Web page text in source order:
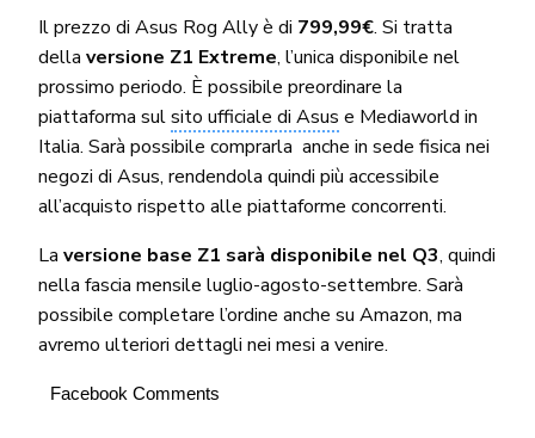
Il prezzo di Asus Rog Ally è di 799,99€. Si tratta
della versione Z1 Extreme, l’unica disponibile nel
prossimo periodo. È possibile preordinare la
piattaforma sulsito ufficiale di Asus e Mediaworld in
Italia. Sarà possibile comprarla anche in sede fisica nei
negozi di Asus, rendendola quindi più accessibile
all’acquisto rispetto alle piattaforme concorrenti.
La versione base Z1 sarà disponibile nel Q3, quindi
nella fascia mensile luglio-agosto-settembre. Sarà
possibile completare l’ordine anche su Amazon, ma
avremo ulteriori dettagli nei mesi a venire.
Facebook Comments